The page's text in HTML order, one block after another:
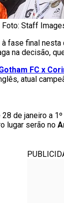
Staff
fase final nesta
na decisão,
FC x
atual
de janeiro a
lugar serão no